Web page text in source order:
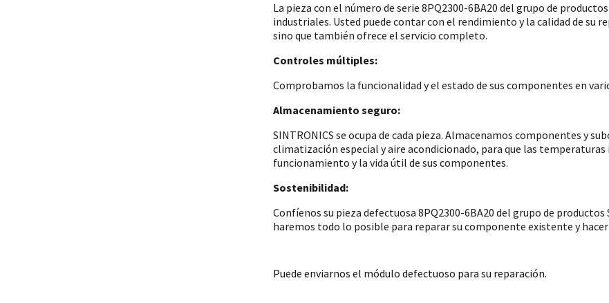
La pieza con el número de serie 8PQ2300-6BA20 del grupo de
industriales. Usted puede contar con el rendimiento y la calidad de su
sino que también ofrece el servicio completo.
Controles múltiples:
Comprobamos la funcionalidad y el estado de sus componentes en
Almacenamiento seguro:
SINTRONICS se ocupa de cada pieza. Almacenamos componentes y
climatización especial y aire acondicionado, para que las temperaturas
funcionamiento y la vida útil de sus componentes.
Sostenibilidad:
Confíenos su pieza defectuosa 8PQ2300-6BA20 del grupo de productos
haremos todo lo posible para reparar su componente existente y
Puede enviarnos el módulo defectuoso para su reparación.